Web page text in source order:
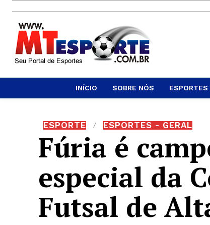
INÍCIO SOBRE NÓS ESPORTES
ESPORTE ESPORTES - GERAL
Fúria é
especial da
Futsal de